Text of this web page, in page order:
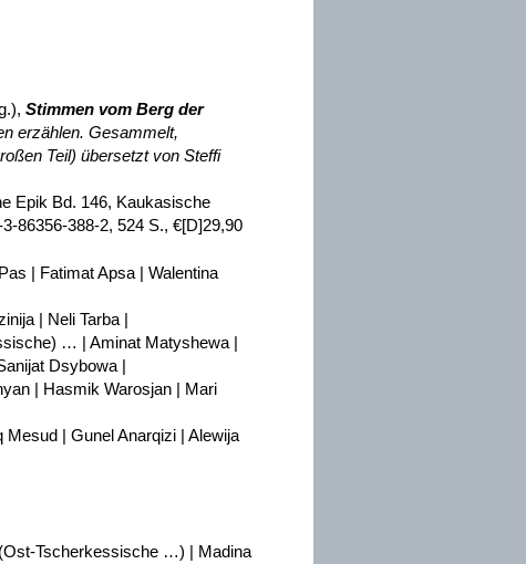
Stimmen vom Berg der
erzählen. Gesammelt,
Teil) übersetzt von Steffi
Epik Bd. 146, Kaukasische
86356-388-2, 524 S., €[D]29,90
| Fatimat Apsa | Walentina
| Neli Tarba |
… | Aminat Matyshewa |
Dsybowa |
| Hasmik Warosjan | Mari
| Gunel Anarqizi | Alewija
Tscherkessische …) | Madina